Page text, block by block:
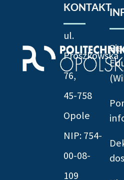
KONTAKT
ul.
Prószkowska
76,
45-758
Opole
NIP: 754-
00-08-
109